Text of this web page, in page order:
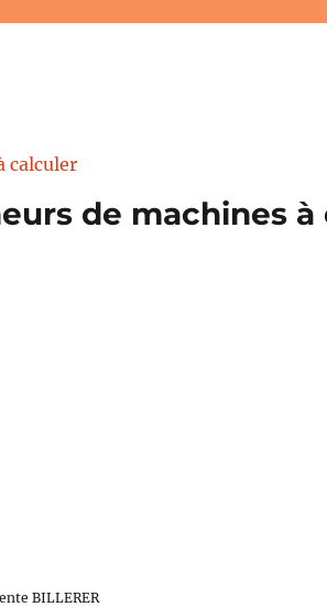
de machines
BILLERER